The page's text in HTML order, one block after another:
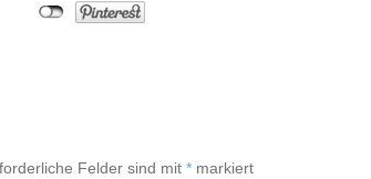
Felder sind mit * markiert